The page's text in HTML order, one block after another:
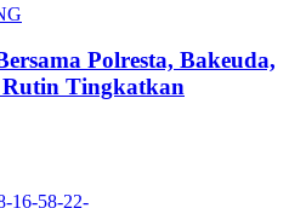
Polresta, Bakeuda,
Rutin Tingkatkan